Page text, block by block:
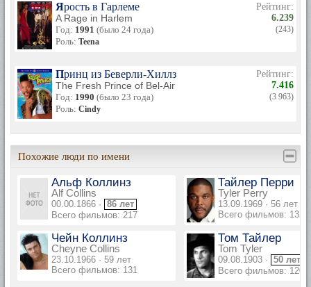
Ярость в Гарлеме
A Rage in Harlem
Год: 1991 (было 24 года)
Роль: Teena
Рейтинг:
6.239
(243)
Принц из Беверли-Хиллз
The Fresh Prince of Bel-Air
Год: 1990 (было 23 года)
Роль: Cindy
Рейтинг:
7.416
(3 963)
Похожие люди по имени
Альф Коллинз
Alf Collins
00.00.1866 · 86 лет
Всего фильмов: 217
Тайлер Перри
Tyler Perry
13.09.1969 · 56 лет
Всего фильмов: 133
Чейн Коллинз
Cheyne Collins
23.10.1966 · 59 лет
Всего фильмов: 131
Том Тайлер
Tom Tyler
09.08.1903 · 50 лет
Всего фильмов: 120